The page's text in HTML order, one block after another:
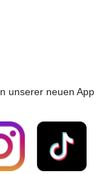
unserer neuen App